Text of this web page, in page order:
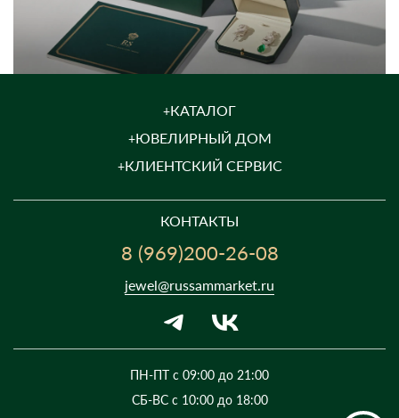
КАТАЛОГ
ЮВЕЛИРНЫЙ ДОМ
КЛИЕНТСКИЙ СЕРВИС
КОНТАКТЫ
8 (969)200-26-08
ПН-ПТ с 09:00 до 21:00
СБ-ВС с 10:00 до 18:00
jewel@russammarket.ru